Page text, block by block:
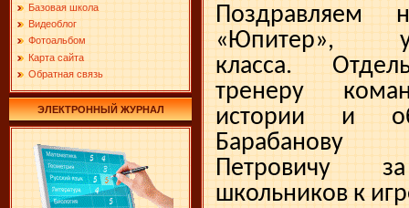
Базовая школа
Видеоблог
Фотоальбом
Карта сайта
Обратная связь
ЭЛЕКТРОННЫЙ ЖУРНАЛ
Поздравляем
«Юпитер»,
класса.
тренеру
истории и
Петровичу
школьников к